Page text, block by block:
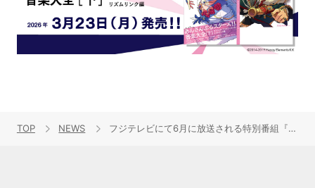
TOP NEWS フジテレビにて6月に放送される特別番組『RS計画 -Rebirth Storage-』メインキャスト・スタッフ、さらにメインキャラクター２人の描き下ろしビジュアルが解禁！